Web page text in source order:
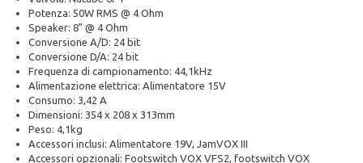
Potenza: 50W RMS @ 4 Ohm
Speaker: 8" @ 4 Ohm
Conversione A/D: 24 bit
Conversione D/A: 24 bit
Frequenza di campionamento: 44,1kHz
Alimentazione elettrica: Alimentatore 15V
Consumo: 3,42 A
Dimensioni: 354 x 208 x 313mm
Peso: 4,1kg
Accessori inclusi: Alimentatore 19V, JamVOX III
Accessori opzionali: Footswitch VOX VFS2, footswitch VOX